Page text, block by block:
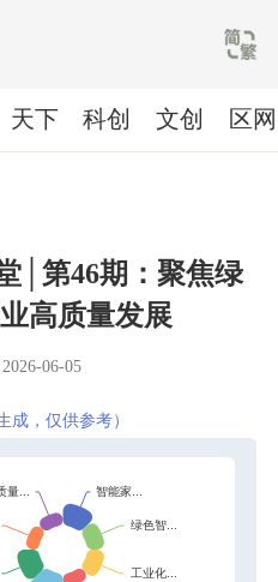
天下 科创 文创 区网
│第46期：聚焦绿
高质量发展
06-05
成，仅供参考）